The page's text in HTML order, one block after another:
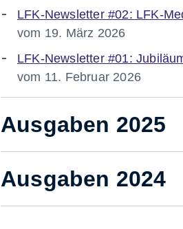
LFK-Newsletter #02: LFK-
vom 19. März 2026
LFK-Newsletter #01:
vom 11. Februar 2026
Ausgaben 2025
Ausgaben 2024